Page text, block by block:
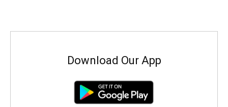
Download Our App